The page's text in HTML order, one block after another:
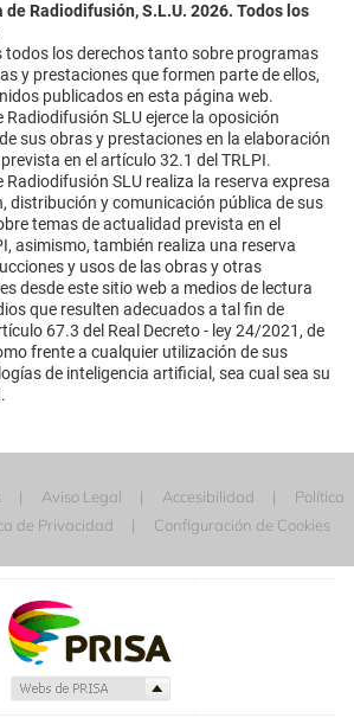
Radiodifusión, S.L.U. 2026. Todos los
todos los derechos tanto sobre programas
y prestaciones que formen parte de ellos,
publicados en esta página web.
Radiodifusión SLU ejerce la oposición
sus obras y prestaciones en la elaboración
en el artículo 32.1 del TRLPI.
Radiodifusión SLU realiza la reserva expresa
distribución y comunicación pública de sus
temas de actualidad prevista en el
asimismo, también realiza una reserva
y usos de las obras y otras
desde este sitio web a medios de lectura
que resulten adecuados a tal fin de
67.3 del Real Decreto - ley 24/2021, de
frente a cualquier utilización de sus
de inteligencia artificial, sea cual sea su
Aviso Legal Accesibilidad
Política
de Privacidad Configuración de Cookies